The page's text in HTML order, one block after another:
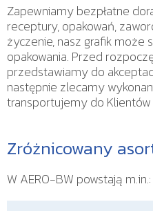
Zapewniamy bezpłatne
receptury, opakowań,
życzenie, nasz grafik
opakowania. Przed
przedstawiamy do
następnie zlecamy
transportujemy do Klientów
Zróżnicowany
W AERO-BW powstają m.in.: